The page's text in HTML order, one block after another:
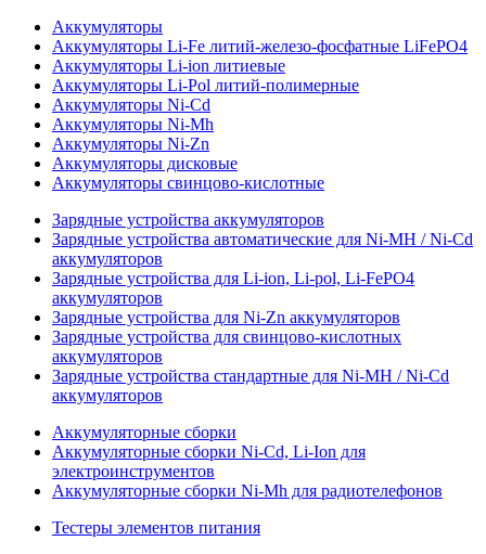
Аккумуляторы
Аккумуляторы Li-Fe литий-железо-фосфатные LiFePO4
Аккумуляторы Li-ion литиевые
Аккумуляторы Li-Pol литий-полимерные
Аккумуляторы Ni-Cd
Аккумуляторы Ni-Mh
Аккумуляторы Ni-Zn
Аккумуляторы дисковые
Аккумуляторы свинцово-кислотные
Зарядные устройства аккумуляторов
Зарядные устройства автоматические для Ni-MH / Ni-Cd
аккумуляторов
Зарядные устройства для Li-ion, Li-pol, Li-FePO4
аккумуляторов
Зарядные устройства для Ni-Zn аккумуляторов
Зарядные устройства для свинцово-кислотных
аккумуляторов
Зарядные устройства стандартные для Ni-MH / Ni-Cd
аккумуляторов
Аккумуляторные сборки
Аккумуляторные сборки Ni-Cd, Li-Ion для
электроинструментов
Аккумуляторные сборки Ni-Mh для радиотелефонов
Тестеры элементов питания